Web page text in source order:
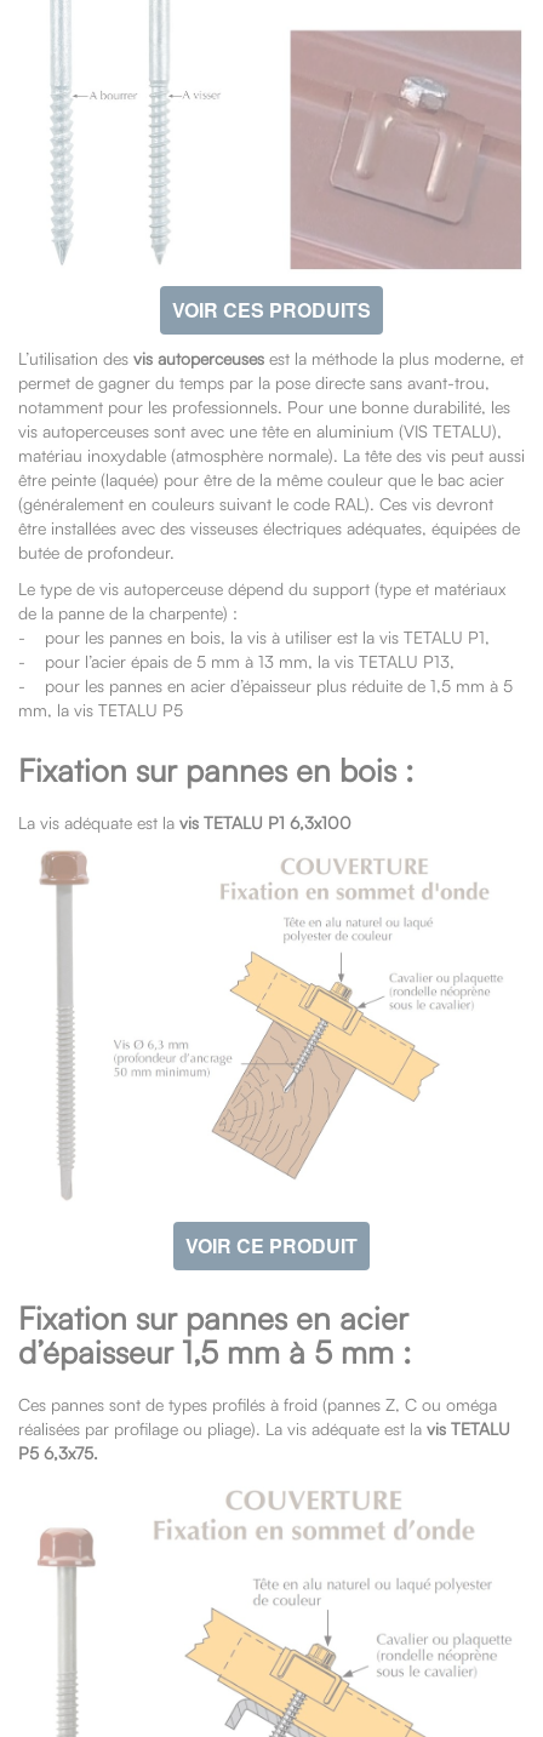
VOIR CES PRODUITS
L’utilisation des vis autoperceuses est la méthode la plus moderne, et
permet de gagner du temps par la pose directe sans avant-trou,
notamment pour les professionnels. Pour une bonne durabilité, les
vis autoperceuses sont avec une tête en aluminium (VIS TETALU),
matériau inoxydable (atmosphère normale). La tête des vis peut aussi
être peinte (laquée) pour être de la même couleur que le bac acier
(généralement en couleurs suivant le code RAL). Ces vis devront
être installées avec des visseuses électriques adéquates, équipées de
butée de profondeur.
Le type de vis autoperceuse dépend du support (type et matériaux
de la panne de la charpente) :
- pour les pannes en bois, la vis à utiliser est la vis TETALU P1,
- pour l’acier épais de 5 mm à 13 mm, la vis TETALU P13,
- pour les pannes en acier d’épaisseur plus réduite de 1,5 mm à 5
mm, la vis TETALU P5
Fixation sur pannes en bois :
La vis adéquate est la vis TETALU P1 6,3x100
VOIR CE PRODUIT
Fixation sur pannes en acier
d’épaisseur 1,5 mm à 5 mm :
Ces pannes sont de types profilés à froid (pannes Z, C ou oméga
réalisées par profilage ou pliage). La vis adéquate est la vis TETALU
P5 6,3x75.